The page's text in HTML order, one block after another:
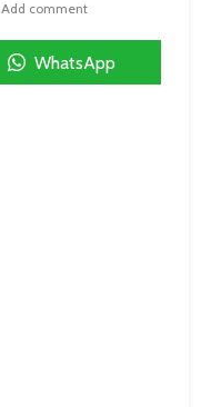
Add comment
WhatsApp